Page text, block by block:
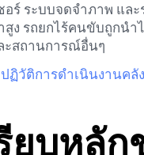
อร์ ระบบจดจำภาพ แ
ง รถยกไร้คนขับถูกนำ
ะสถานการณ์อื่นๆ
ฏิวัติการดำเนินงานคลั
ยบหลั